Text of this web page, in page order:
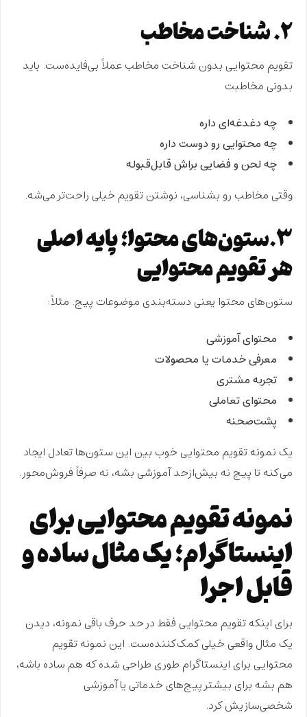
۲. شناخت مخاطب
تقویم محتوایی بدون شناخت مخاطب عملاً بی‌فایده‌ست. باید
بدونی مخاطبت
چه دغدغه‌ای داره
چه محتوایی رو دوست داره
چه لحن و فضایی براش قابل‌قبوله
وقتی مخاطب رو بشناسی، نوشتن تقویم خیلی راحت‌تر می‌شه.
۳.ستون‌های محتوا؛ پایه اصلی
هر تقویم محتوایی
ستون‌های محتوا یعنی دسته‌بندی موضوعات پیج. مثلاً:
محتوای آموزشی
معرفی خدمات یا محصولات
تجربه مشتری
محتوای تعاملی
پشت‌صحنه
یک نمونه تقویم محتوایی خوب بین این ستون‌هاتعادل ایجاد
می‌کنه تا پیج نه بیش‌ازحد آموزشی بشه، نه صرفاً فروش‌محور.
نمونه تقویم محتوایی برای
اینستاگرام؛ یک مثال ساده و
قابل اجرا
برای اینکه تقویم محتوایی فقط در حد حرف باقی نمونه، دیدن
یک مثال واقعی خیلی کمک‌کننده‌ست. این نمونه تقویم
محتوایی برای اینستاگرام طوری طراحی شده که هم ساده باشه،
هم بشه برای بیشتر پیج‌های خدماتی یا آموزشی
شخصی‌سازیشکرد.